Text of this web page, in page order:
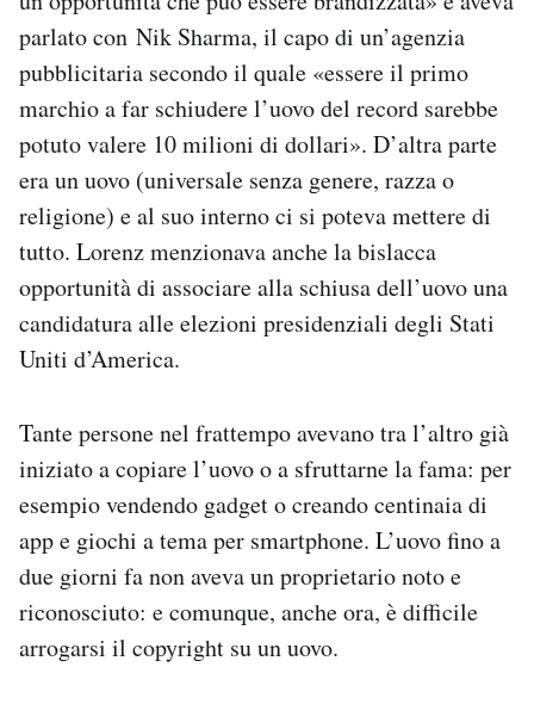
parlato con Nik Sharma, il capo di un’agenzia
pubblicitaria secondo il quale «essere il primo
marchio a far schiudere l’uovo del record sarebbe
potuto valere 10 milioni di dollari». D’altra parte
era un uovo (universale senza genere, razza o
religione) e al suo interno ci si poteva mettere di
tutto. Lorenz menzionava anche la bislacca
opportunità di associare alla schiusa dell’uovo una
candidatura alle elezioni presidenziali degli Stati
Uniti d’America.
Tante persone nel frattempo avevano tra l’altro già
iniziato a copiare l’uovo o a sfruttarne la fama: per
esempio vendendo gadget o creando centinaia di
app e giochi a tema per smartphone. L’uovo fino a
due giorni fa non aveva un proprietario noto e
riconosciuto: e comunque, anche ora, è difficile
arrogarsi il copyright su un uovo.